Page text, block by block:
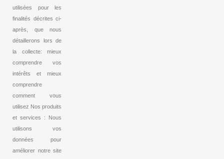
utilisées pour les
finalités décrites ci-
après, que nous
détaillerons lors de
la collecte: mieux
comprendre vos
intérêts et mieux
comprendre
comment vous
utilisez Nos produits
et services : Nous
utilisons vos
données pour
améliorer notre site